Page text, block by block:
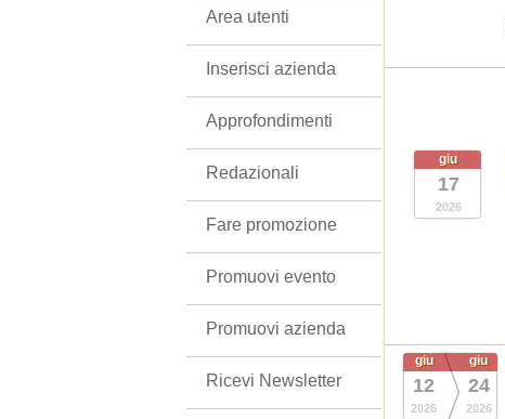
giu
17
2026
giu
12
2026
giu
24
2026
Area utenti
Inserisci azienda
Approfondimenti
Redazionali
Fare promozione
Promuovi evento
Promuovi azienda
Ricevi Newsletter